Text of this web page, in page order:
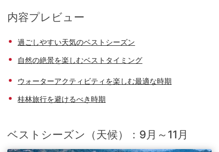
内容プレビュー
過ごしやすい天気のベストシーズン
自然の絶景を楽しむベストタイミング
ウォーターアクティビティを楽しむ最適な時期
桂林旅行を避けるべき時期
ベストシーズン（天候）：9月～11月